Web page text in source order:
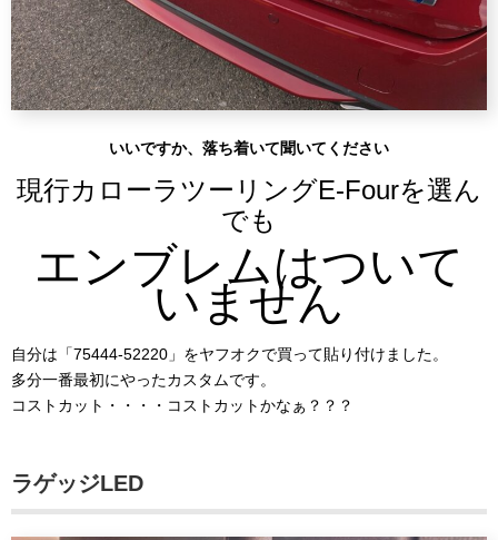
いいですか、落ち着いて聞いてください
現行カローラツーリングE-Fourを選ん
でも
エンブレムはついて
いません
自分は「75444-52220」をヤフオクで買って貼り付けました。
多分一番最初にやったカスタムです。
コストカット・・・・コストカットかなぁ？？？
ラゲッジLED